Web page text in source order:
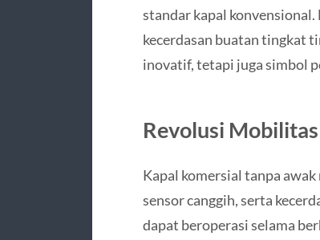
standar kapal
kecerdasan buatan tingkat
inovatif, tetapi juga simbol
Revolusi
Kapal komersial tanpa
sensor canggih, serta
dapat beroperasi selama